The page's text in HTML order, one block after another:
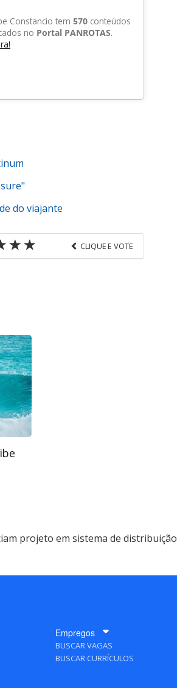
Constancio tem 570 conteúdos
no Portal PANROTAS.
do viajante
CLIQUE E VOTE
2016/10/gol-e-
ou as ferramentas
Editora é protegido
o conteúdo sem
projeto em sistema de distribuição
Empregos
BUSCAR VAGAS
BUSCAR CURRÍCULOS